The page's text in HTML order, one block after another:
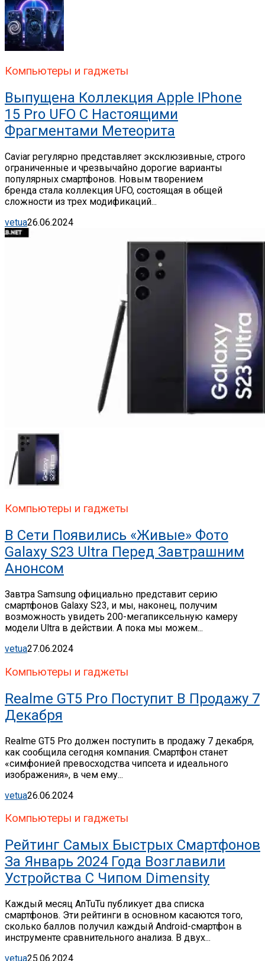
Компьютеры и гаджеты
Выпущена Коллекция Apple IPhone
15 Pro UFO С Настоящими
Фрагментами Метеорита
Caviar регулярно представляет эксклюзивные, строго
ограниченные и чрезвычайно дорогие варианты
популярных смартфонов. Новым творением
бренда стала коллекция UFO, состоящая в общей
сложности из трех модификаций...
vetua26.06.2024
Компьютеры и гаджеты
В Сети Появились «живые» Фото
Galaxy S23 Ultra Перед Завтрашним
Анонсом
Завтра Samsung официально представит серию
смартфонов Galaxy S23, и мы, наконец, получим
возможность увидеть 200-мегапиксельную камеру
модели Ultra в действии. А пока мы можем...
vetua27.06.2024
Компьютеры и гаджеты
Realme GT5 Pro Поступит В Продажу 7
Декабря
Realme GT5 Pro должен поступить в продажу 7 декабря,
как сообщила сегодня компания. Смартфон станет
«симфонией превосходства чипсета и идеального
изображения», в чем ему...
vetua26.06.2024
Компьютеры и гаджеты
Рейтинг Самых Быстрых Смартфонов
За Январь 2024 Года Возглавили
Устройства С Чипом Dimensity
Каждый месяц AnTuTu публикует два списка
смартфонов. Эти рейтинги в основном касаются того,
сколько баллов получил каждый Android-смартфон в
инструменте сравнительного анализа. В двух...
vetua25.06.2024